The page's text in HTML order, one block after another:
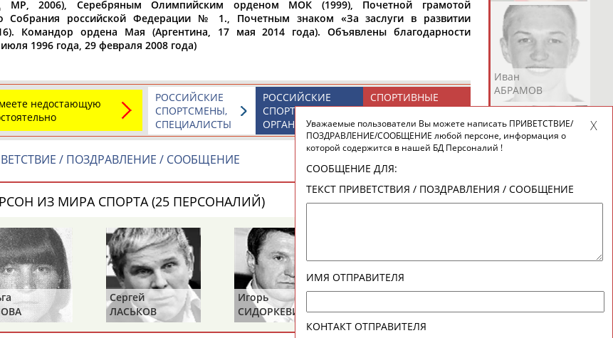
АБРАМАШВИЛИ
АБРАМОВ
АБРАМОВ
АБРАМОВ
Иван
АБРАМОВ
Екатерина
АБРАМОВА
Ирина
АБРАМОВА
АБРАМОВА
Дмитрий
АБРАМОВИЧ
Маргарита
АБРАМОВИЧ
Иракли
АБРАМЯН
Осеп
АБРАМЯН
АБРАРОВ
МР, 2006), Серебряным Олимпийским орденом МОК (1999), Почетной грамотой
Собрания российской Федерации № 1., Почетным знаком «За заслуги в развитии
Командор ордена Мая (Аргентина, 17 мая 2014 года). Объявлены благодарности
1996 года, 29 февраля 2008 года)
недостающую
СПОРТИВНЫЕ
НОВОСТИ И
КОММЕНТАРИИ
РОССИЙСКИЕ
СПОРТИВНЫЕ
ОРГАНИЗАЦИИ
РОССИЙСКИЕ
СПОРТСМЕНЫ,
СПЕЦИАЛИСТЫ
/ ПОЗДРАВЛЕНИЕ / СООБЩЕНИЕ
ИЗ МИРА СПОРТА (25 ПЕРСОНАЛИЙ) ВЕСЬ СПИСОК
Сергей
ЛАСЬКОВ
Игорь
СИДОРКЕВИЧ
ВОЕВОДИН
КАБАНОВ
Уважаемые пользователи Вы можете написать ПРИВЕТСТВИЕ/
ПОЗДРАВЛЕНИЕ/СООБЩЕНИЕ любой персоне, информация о
которой содержится в нашей БД Персоналий !
СООБЩЕНИЕ ДЛЯ:
ТЕКСТ ПРИВЕТСТВИЯ / ПОЗДРАВЛЕНИЯ / СООБЩЕНИЕ
ИМЯ ОТПРАВИТЕЛЯ
КОНТАКТ ОТПРАВИТЕЛЯ